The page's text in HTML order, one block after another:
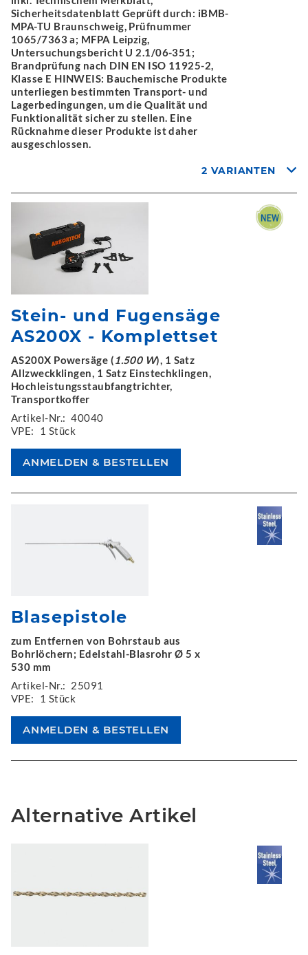
Sicherheitsdatenblatt Geprüft durch: iBMB-
MPA-TU Braunschweig, Prüfnummer
1065/7363 a; MFPA Leipzig,
Untersuchungsbericht U 2.1/06-351;
Brandprüfung nach DIN EN ISO 11925-2,
Klasse E HINWEIS: Bauchemische Produkte
unterliegen bestimmten Transport- und
Lagerbedingungen, um die Qualität und
Funktionalität sicher zu stellen. Eine
Rücknahme dieser Produkte ist daher
ausgeschlossen.
2 VARIANTEN
Stein- und Fugensäge
AS200X - Komplettset
AS200X Powersäge ( 1.500 W), 1 Satz
Allzweckklingen, 1 Satz Einstechklingen,
Hochleistungsstaubfangtrichter,
Transportkoffer
Artikel-Nr.: 40040
VPE:
1 Stück
Blasepistole
zum Entfernen von Bohrstaub aus
Bohrlöchern; Edelstahl-Blasrohr Ø 5 x
530 mm
Artikel-Nr.: 25091
VPE:
1 Stück
Alternative Artikel